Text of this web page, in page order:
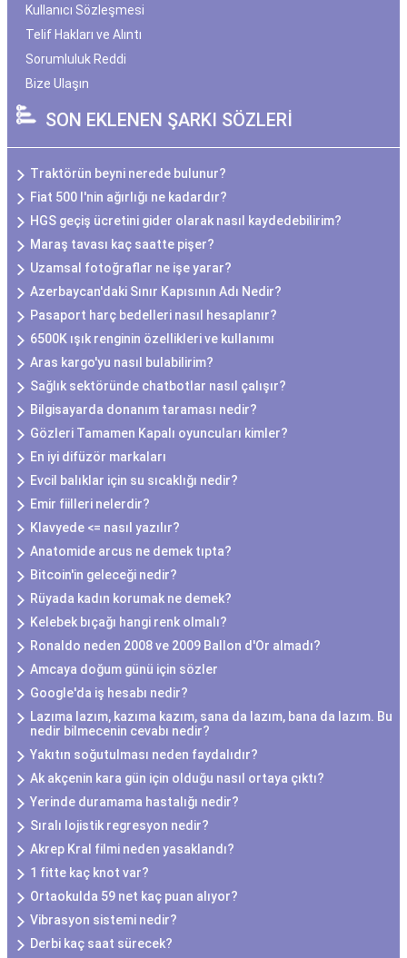
Kullanıcı Sözleşmesi
Telif Hakları ve Alıntı
Sorumluluk Reddi
Bize Ulaşın
SON EKLENEN ŞARKI SÖZLERİ
Traktörün beyni nerede bulunur?
Fiat 500 l'nin ağırlığı ne kadardır?
HGS geçiş ücretini gider olarak nasıl kaydedebilirim?
Maraş tavası kaç saatte pişer?
Uzamsal fotoğraflar ne işe yarar?
Azerbaycan'daki Sınır Kapısının Adı Nedir?
Pasaport harç bedelleri nasıl hesaplanır?
6500K ışık renginin özellikleri ve kullanımı
Aras kargo'yu nasıl bulabilirim?
Sağlık sektöründe chatbotlar nasıl çalışır?
Bilgisayarda donanım taraması nedir?
Gözleri Tamamen Kapalı oyuncuları kimler?
En iyi difüzör markaları
Evcil balıklar için su sıcaklığı nedir?
Emir fiilleri nelerdir?
Klavyede <= nasıl yazılır?
Anatomide arcus ne demek tıpta?
Bitcoin'in geleceği nedir?
Rüyada kadın korumak ne demek?
Kelebek bıçağı hangi renk olmalı?
Ronaldo neden 2008 ve 2009 Ballon d'Or almadı?
Amcaya doğum günü için sözler
Google'da iş hesabı nedir?
Lazıma lazım, kazıma kazım, sana da lazım, bana da lazım. Bu
nedir bilmecenin cevabı nedir?
Yakıtın soğutulması neden faydalıdır?
Ak akçenin kara gün için olduğu nasıl ortaya çıktı?
Yerinde duramama hastalığı nedir?
Sıralı lojistik regresyon nedir?
Akrep Kral filmi neden yasaklandı?
1 fitte kaç knot var?
Ortaokulda 59 net kaç puan alıyor?
Vibrasyon sistemi nedir?
Derbi kaç saat sürecek?